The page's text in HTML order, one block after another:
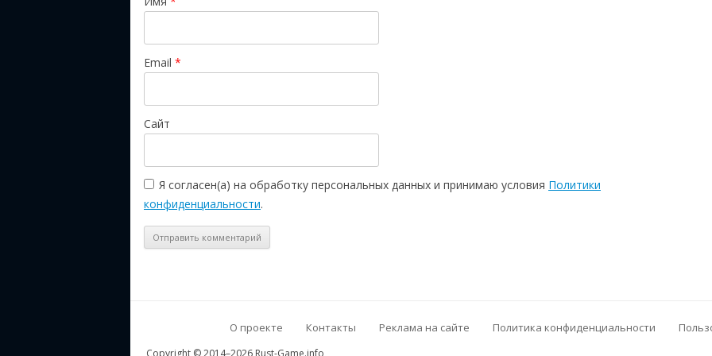
Email *
Сайт
Я согласен(а) на обработку персональных данных и принимаю условия Политики
конфиденциальности.
О проекте Контакты Реклама на сайте Политика конфиденциальности